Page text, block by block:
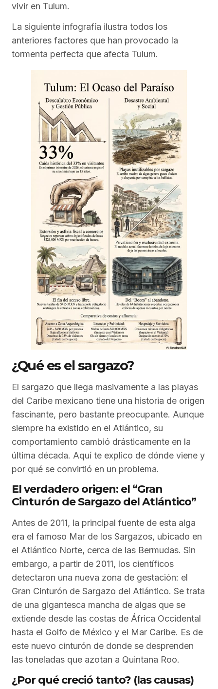
vivir en Tulum.
La siguiente infografía ilustra todos los
anteriores factores que han provocado la
tormenta perfecta que afecta Tulum.
¿Qué es el sargazo?
El sargazo que llega masivamente a las playas
del Caribe mexicano tiene una historia de origen
fascinante, pero bastante preocupante. Aunque
siempre ha existido en el Atlántico, su
comportamiento cambió drásticamente en la
última década. Aquí te explico de dónde viene y
por qué se convirtió en un problema.
El verdadero origen: el “Gran
Cinturón de Sargazo del Atlántico”
Antes de 2011, la principal fuente de esta alga
era el famoso Mar de los Sargazos, ubicado en
el Atlántico Norte, cerca de las Bermudas. Sin
embargo, a partir de 2011, los científicos
detectaron una nueva zona de gestación: el
Gran Cinturón de Sargazo del Atlántico. Se trata
de una gigantesca mancha de algas que se
extiende desde las costas de África Occidental
hasta el Golfo de México y el Mar Caribe. Es de
este nuevo cinturón de donde se desprenden
las toneladas que azotan a Quintana Roo.
¿Por qué creció tanto? (las causas)